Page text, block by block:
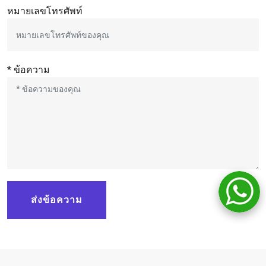
หมายเลขโทรศัพท์
* ข้อความ
ส่งข้อความ